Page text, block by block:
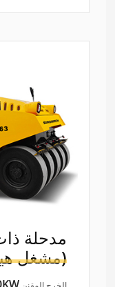
مدحلة
(مشغل